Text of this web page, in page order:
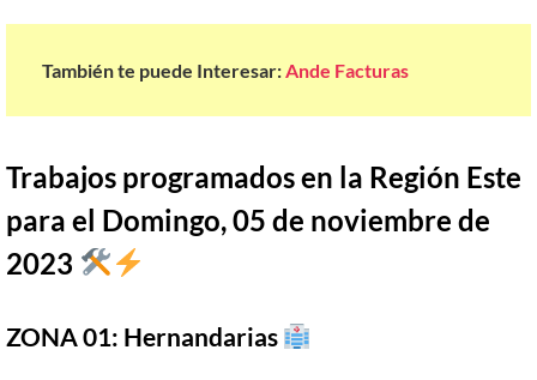
También te puede Interesar:Ande Facturas
Trabajos programados en la Región Este
para el Domingo, 05 de noviembre de
2023
ZONA 01: Hernandarias